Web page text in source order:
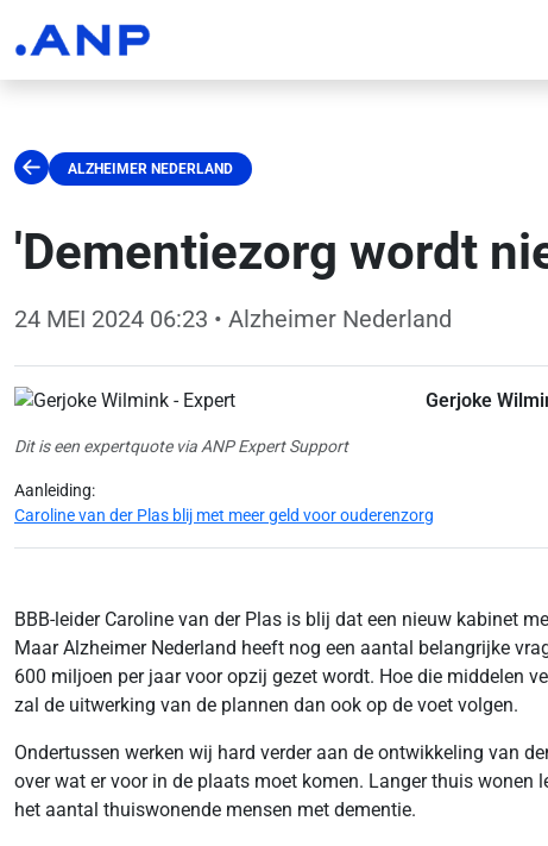
ALZHEIMER NEDERLAND
'Dementiezorg wordt
24 MEI 2024 06:23 • Alzheimer Nederland
Gerjoke
Dit is een expertquote via ANP Expert Support
Aanleiding:
Caroline van der Plas blij met meer geld voor ouderenzorg
BBB-leider Caroline van der Plas is blij dat een nieuw kabinet
Maar Alzheimer Nederland heeft nog een aantal belangrijke
600 miljoen per jaar voor opzij gezet wordt. Hoe die middelen
zal de uitwerking van de plannen dan ook op de voet volgen.
Ondertussen werken wij hard verder aan de ontwikkeling van
over wat er voor in de plaats moet komen. Langer thuis wonen
het aantal thuiswonende mensen met dementie.